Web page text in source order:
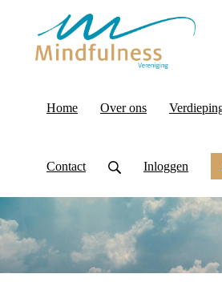
Home Over ons
Contact Inloggen